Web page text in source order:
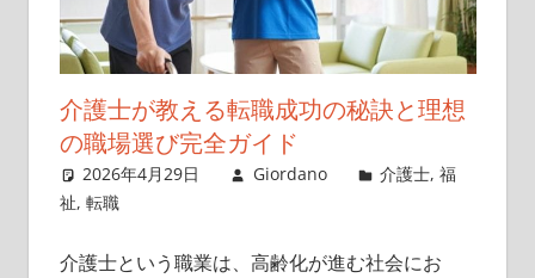
介護士が教える転職成功の秘訣と理想
の職場選び完全ガイド
2026年4月29日 Giordano 介護士,福
祉, 転職
介護士という職業は、高齢化が進む社会にお